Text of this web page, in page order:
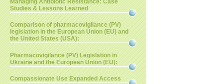
Studies & Lessons Learned
Comparison of pharmacovigilance (PV)
legislation in the European Union (EU) and
the United States (USA):
Pharmacovigilance (PV) Legislation in
Ukraine and the European Union (EU):
Compassionate Use Expanded Access